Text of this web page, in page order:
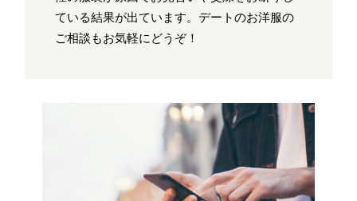
ている結果が出ています。デートのお洋服の
ご相談もお気軽にどうぞ！